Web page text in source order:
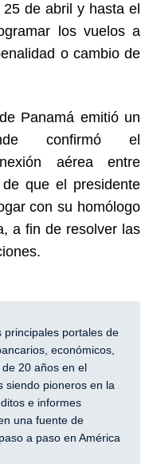
de abril y hasta el
los vuelos a
o cambio de
Panamá emitió un
confirmó el
aérea entre
que el presidente
con su homólogo
a fin de resolver las
principales portales de
económicos,
20 años en el
siendo pioneros en la
e informes
una fuente de
a paso en América